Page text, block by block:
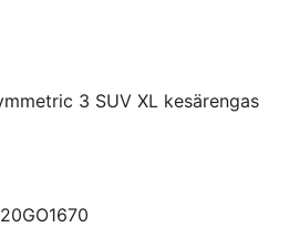
3 SUV XL kesärengas